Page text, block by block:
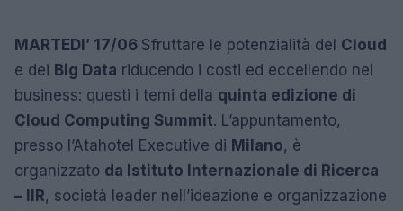
MARTEDI’ 17/06 Sfruttare le potenzialità del Cloud
e dei Big Data riducendo i costi ed eccellendo nel
business: questi i temi della quinta edizione di
Cloud Computing Summit. L’appuntamento,
presso l’Atahotel Executive di Milano, è
organizzato da Istituto Internazionale di Ricerca
– IIR, società leader nell’ideazione e organizzazione